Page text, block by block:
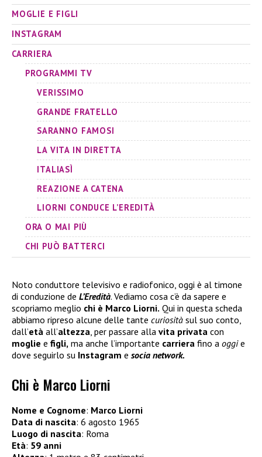
MOGLIE E FIGLI
INSTAGRAM
CARRIERA
PROGRAMMI TV
VERISSIMO
GRANDE FRATELLO
SARANNO FAMOSI
LA VITA IN DIRETTA
ITALIASÌ
REAZIONE A CATENA
LIORNI CONDUCE L’EREDITÀ
ORA O MAI PIÙ
CHI PUÒ BATTERCI
Noto conduttore televisivo e radiofonico, oggi è al timone
di conduzione de L’Eredità. Vediamo cosa c’è da sapere e
scopriamo meglio chi è Marco Liorni. Qui in questa scheda
abbiamo ripreso alcune delle tante curiosità sul suo conto,
dall’età all’altezza , per passare alla vita privata con
moglie e figli, ma anche l’importante carriera fino a oggie
dove seguirlo su Instagram e socia network.
Chi è Marco Liorni
Nome e Cognome: Marco Liorni
Data di nascita: 6 agosto 1965
Luogo di nascita: Roma
Età: 59 anni